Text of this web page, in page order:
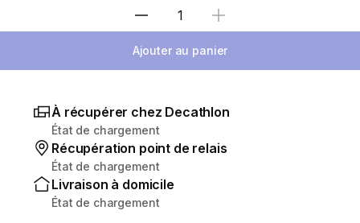
Sélectionnez la quantité
Ajouter au panier
À récupérer chez Decathlon
État de chargement
Récupération point de relais
État de chargement
Livraison à domicile
État de chargement